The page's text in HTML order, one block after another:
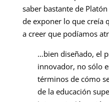
saber bastante de
de exponer lo que creía
a creer que podíamos
…bien dise­ñado, el
innovador, no sólo
términos de cómo
de la educación